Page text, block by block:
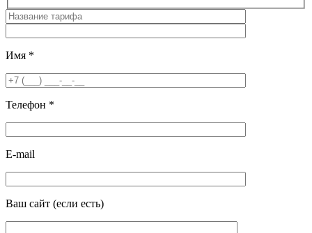
Имя *
Телефон *
E-mail
Ваш сайт (если есть)